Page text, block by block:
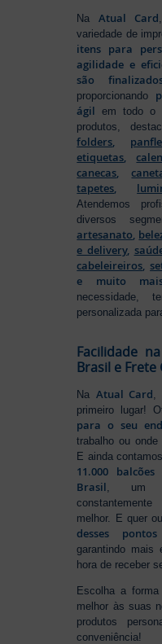
NaAtual Card
variedade de
itens para
agilidade e
são
proporcionando
ágil em todo o
produtos,
folders,
etiquetas,
canecas,
tapetes,
Atendemos
diversos
artesanato,
e delivery,
cabeleireiros,
e muito
necessidade,
personalizada
Facilidade
Brasil e Frete
Na Atual Card,
primeiro lugar!
para o seu
trabalho ou
E ainda
11.000
Brasil, um
melhor. E quer
desses
garantindo mais
hora de receber
Escolha a
melhor às suas
produtos
conveniência!